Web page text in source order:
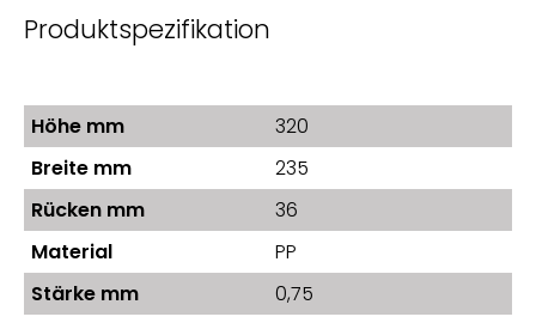
Produktspezifikation
Höhe mm
320
Breite mm
235
Rücken mm
36
Material
PP
Stärke mm
0,75